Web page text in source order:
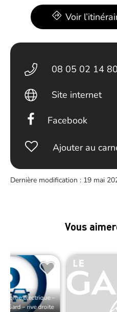
Voir
08 05 02 14 80
Site internet
Facebook
Ajouter au
Dernière modification : 19 mai
Vous
Borne électrique –
Gard – rive droite